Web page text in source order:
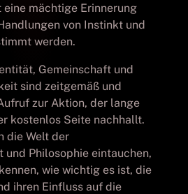
mächtige Erinnerung
von Instinkt und
werden.
Gemeinschaft und
sind zeitgemäß und
zur Aktion, der lange
kostenlos Seite nachhallt.
die Welt der
und Philosophie eintauchen,
wie wichtig es ist, die
ihren Einfluss auf die